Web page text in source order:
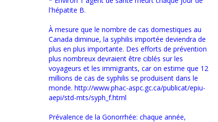
l'hépatite B.
À mesure que le nombre de cas domestiques au
Canada diminue, la syphilis importée deviendra de
plus en plus importante. Des efforts de prévention
plus nombreux devraient être ciblés sur les
voyageurs et les immigrants, car on estime que 12
millions de cas de syphilis se produisent dans le
monde. http://www.phac-aspc.gc.ca/publicat/epiu-
aepi/std-mts/syph_f.html
Prévalence de la Gonorrhée: chaque année,